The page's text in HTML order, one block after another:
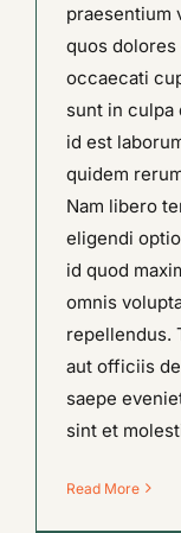
praesentium
quos
occaecati
sunt in culpa
id est
quidem
Nam libero
eligendi
id quod
omnis
repellendus.
aut officiis
saepe
sint et
Read More